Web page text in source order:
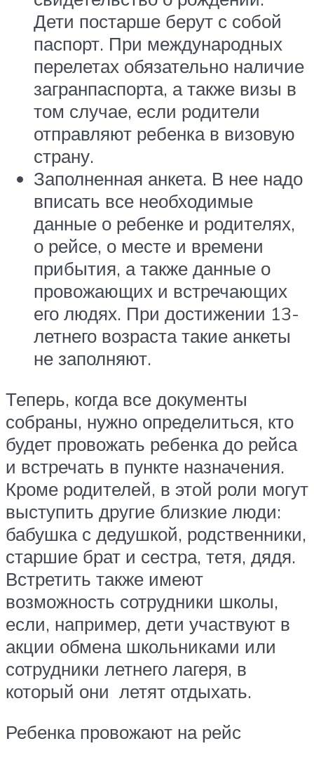
Дети постарше берут с собой
паспорт. При международных
перелетах обязательно наличие
загранпаспорта, а также визы в
том случае, если родители
отправляют ребенка в визовую
страну.
Заполненная анкета. В нее надо
вписать все необходимые
данные о ребенке и родителях,
о рейсе, о месте и времени
прибытия, а также данные о
провожающих и встречающих
его людях. При достижении 13-
летнего возраста такие анкеты
не заполняют.
Теперь, когда все документы
собраны, нужно определиться, кто
будет провожать ребенка до рейса
и встречать в пункте назначения.
Кроме родителей, в этой роли могут
выступить другие близкие люди:
бабушка с дедушкой, родственники,
старшие брат и сестра, тетя, дядя.
Встретить также имеют
возможность сотрудники школы,
если, например, дети участвуют в
акции обмена школьниками или
сотрудники летнего лагеря, в
который они летят отдыхать.
Ребенка провожают на рейс